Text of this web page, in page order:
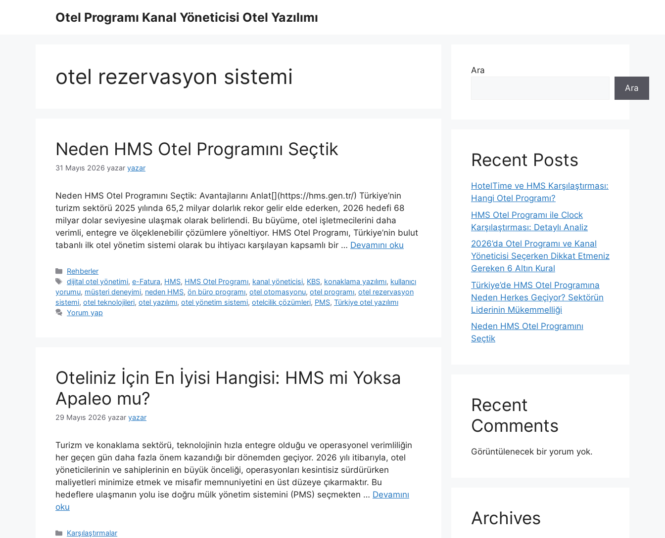
Otel Programı Kanal Yöneticisi Otel Yazılımı
otel rezervasyon sistemi
Neden HMS Otel Programını Seçtik
31 Mayıs 2026 yazar yazar
Neden HMS Otel Programını Seçtik: Avantajlarını Anlat[](https://hms.gen.tr/) Türkiye’nin
turizm sektörü 2025 yılında 65,2 milyar dolarlık rekor gelir elde ederken, 2026 hedefi 68
milyar dolar seviyesine ulaşmak olarak belirlendi. Bu büyüme, otel işletmecilerini daha
verimli, entegre ve ölçeklenebilir çözümlere yöneltiyor. HMS Otel Programı, Türkiye’nin bulut
tabanlı ilk otel yönetim sistemi olarak bu ihtiyacı karşılayan kapsamlı bir … Devamını oku
Kategoriler
Rehberler
Etiketler
dijital otel yönetimi,e-Fatura, HMS, HMS Otel Programı, kanal yöneticisi, KBS, konaklama yazılımı, kullanıcı
yorumu, müşteri deneyimi, neden HMS, ön büro programı, otel otomasyonu, otel programı, otel rezervasyon
sistemi, otel teknolojileri, otel yazılımı, otel yönetim sistemi, otelcilik çözümleri, PMS, Türkiye otel yazılımı
Yorum yap
Oteliniz İçin En İyisi Hangisi: HMS mi Yoksa
Apaleo mu?
29 Mayıs 2026 yazar yazar
Turizm ve konaklama sektörü, teknolojinin hızla entegre olduğu ve operasyonel verimliliğin
her geçen gün daha fazla önem kazandığı bir dönemden geçiyor. 2026 yılı itibarıyla, otel
yöneticilerinin ve sahiplerinin en büyük önceliği, operasyonları kesintisiz sürdürürken
maliyetleri minimize etmek ve misafir memnuniyetini en üst düzeye çıkarmaktır. Bu
hedeflere ulaşmanın yolu ise doğru mülk yönetim sistemini (PMS) seçmekten … Devamını
oku
Kategoriler
Karşılaştırmalar
Ara
Ara
Recent Posts
HotelTime ve HMS Karşılaştırması:
Hangi Otel Programı?
HMS Otel Programı ile Clock
Karşılaştırması: Detaylı Analiz
2026’da Otel Programı ve Kanal
Yöneticisi Seçerken Dikkat Etmeniz
Gereken 6 Altın Kural
Türkiye’de HMS Otel Programına
Neden Herkes Geçiyor? Sektörün
Liderinin Mükemmelliği
Neden HMS Otel Programını
Seçtik
Recent
Comments
Görüntülenecek bir yorum yok.
Archives